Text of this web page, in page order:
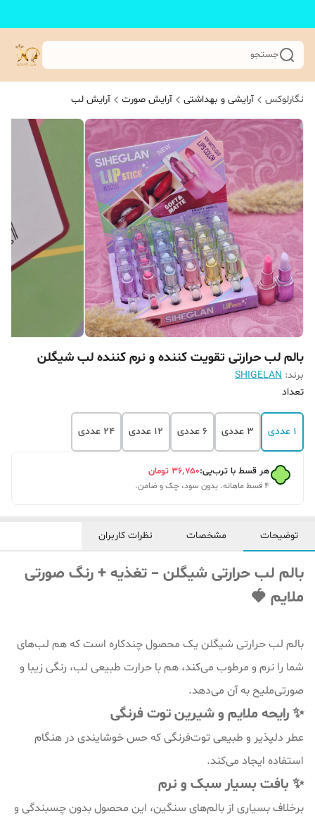
جستجو
نگارلوکس آرایشی و بهداشتی آرایش صورت آرایش لب
بالم لب حرارتی تقویت کننده و نرم کننده لب شیگلن
برند: SHIGELAN
تعداد
1 عددی 3 عددی 6 عددی 12 عددی 24 عددی
هر قسط با ترب‌پی:۳۶٬۷۵۰ تومان
۴ قسط ماهانه. بدون سود، چک و ضامن.
توضیحات مشخصات نظرات کاربران
بالم لب حرارتی شیگلن – تغذیه + رنگ صورتی
ملایم 🍓
بالم لب حرارتی شیگلن یک محصول چندکاره است که هم لب‌های
شما را نرم و مرطوب می‌کند، هم با حرارت طبیعی لب، رنگی زیبا و
صورتی‌ملیح به آن می‌دهد.
✨ رایحه ملایم و شیرین توت فرنگی
عطر دلپذیر و طبیعی توت‌فرنگی که حس خوشایندی در هنگام
استفاده ایجاد می‌کند.
✨ بافت بسیار سبک و نرم
برخلاف بسیاری از بالم‌های سنگین، این محصول بدون چسبندگی و